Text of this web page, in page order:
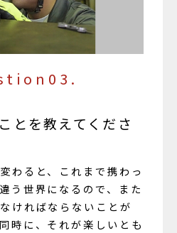
とを教えてくださ
わると、これまで携わっ
う世界になるので、また
ければならないことが
時に、それが楽しいとも